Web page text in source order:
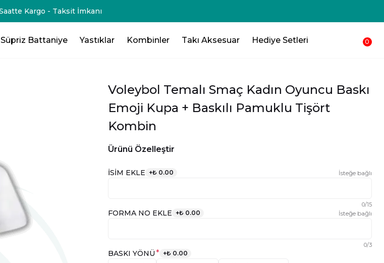
24 Saatte Kargo - Taksit İmkanı
Süpriz Battaniye Yastıklar Kombinler Takı Aksesuar Hediye Setleri 0
Voleybol Temalı Smaç Kadın Oyuncu Baskı
Emoji Kupa + Baskılı Pamuklu Tişört
Kombin
Ürünü Özelleştir
İSİM EKLE +₺ 0.00 İsteğe bağlı
0/15
FORMA NO EKLE +₺ 0.00 İsteğe bağlı
0/3
BASKI YÖNÜ* +₺ 0.00